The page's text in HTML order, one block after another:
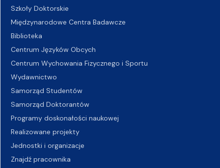
Szkoły Doktorskie
Międzynarodowe Centra Badawcze
Biblioteka
Centrum Języków Obcych
Centrum Wychowania Fizycznego i Sportu
Wydawnictwo
Samorząd Studentów
Samorząd Doktorantów
Programy doskonałości naukowej
Realizowane projekty
Jednostki i organizacje
Znajdź pracownika